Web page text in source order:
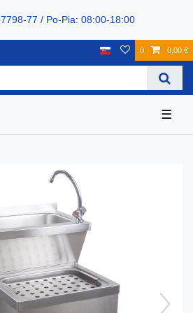
77 / Po-Pia: 08:00-18:00
0 0,00 €
☰